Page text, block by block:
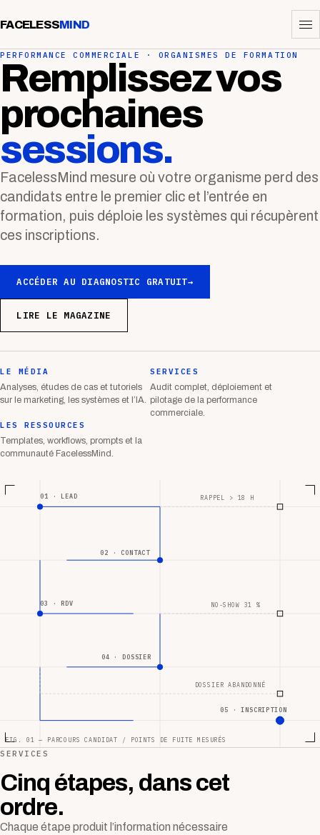
FACELESSMIND
PERFORMANCE COMMERCIALE · ORGANISMES DE FORMATION
Remplissez vos
prochaines
sessions.
FacelessMind mesure où votre organisme perd des
candidats entre le premier clic et l’entrée en
formation, puis déploie les systèmes qui récupèrent
ces inscriptions.
ACCÉDER AU DIAGNOSTIC GRATUIT→
LIRE LE MAGAZINE
LE MÉDIA
Analyses, études de cas et tutoriels
sur le marketing, les systèmes et l’IA.
SERVICES
Audit complet, déploiement et
pilotage de la performance
commerciale.
LES RESSOURCES
Templates, workflows, prompts et la
communauté FacelessMind.
01 · LEAD
02 · CONTACT
03 · RDV
04 · DOSSIER
05 · INSCRIPTION
RAPPEL > 18 H
NO-SHOW 31 %
DOSSIER ABANDONNÉ
FIG. 01 — PARCOURS CANDIDAT / POINTS DE FUITE MESURÉS
SERVICES
Cinq étapes, dans cet
ordre.
Chaque étape produit l’information nécessaire